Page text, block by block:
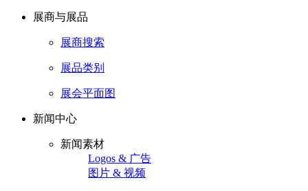
展商与展品
展商搜索
展品类别
展会平面图
新闻中心
新闻素材
Logos & 广告
图片 & 视频